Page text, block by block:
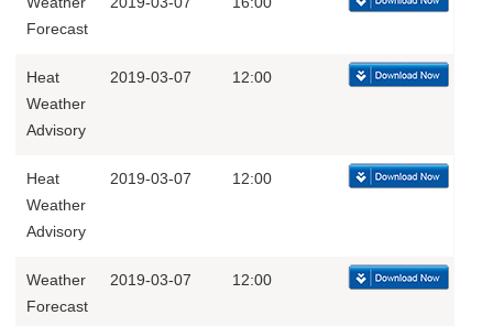
Forecast
Heat
Weather
Advisory
2019-03-07 12:00
Heat
Weather
Advisory
2019-03-07 12:00
Weather
Forecast
2019-03-07 12:00